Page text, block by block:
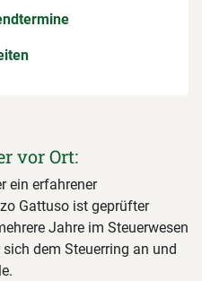
vor Ort:
ein erfahrener
Gattuso ist geprüfter
Jahre im Steuerwesen
dem Steuerring an und